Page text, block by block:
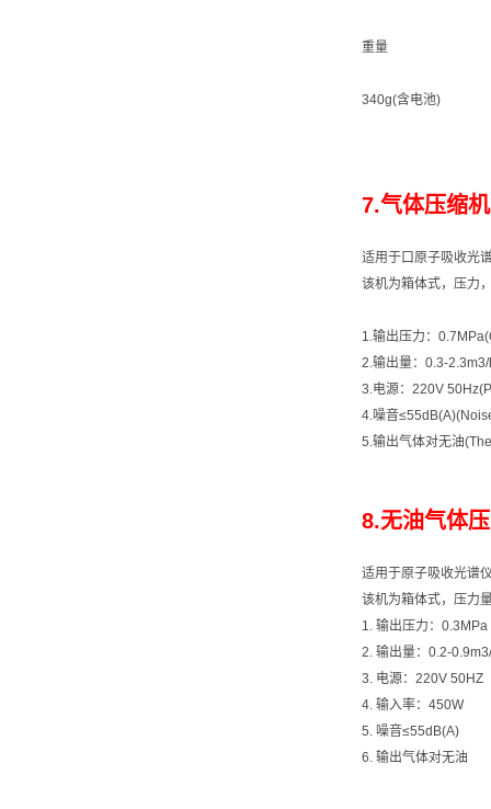
重量
340g(含电池)
7.气体压缩
适用于口原子吸收光
该机为箱体式，压力
1.输出压力：
2.输出量：0.3-
3.电源：220V
4.噪音
5.输出气体对无油
8.无油气体
适用于原子吸收光谱
该机为箱体式，压力
1. 输出压力：0.3MPa
2. 输出量：0.2-
3. 电源：220V 50HZ
4. 输入率：450W
5. 噪音≤55dB(A)
6. 输出气体对无油